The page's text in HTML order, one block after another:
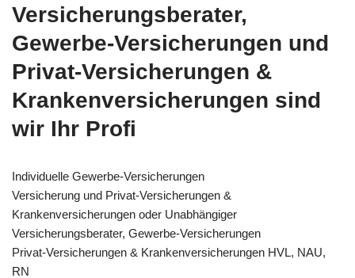
Versicherungsberater,
Gewerbe-Versicherungen und
Privat-Versicherungen &
Krankenversicherungen sind
wir Ihr Profi
Individuelle Gewerbe-Versicherungen
Versicherung und Privat-Versicherungen &
Krankenversicherungen oder Unabhängiger
Versicherungsberater, Gewerbe-Versicherungen
Privat-Versicherungen & Krankenversicherungen HVL, NAU,
RN